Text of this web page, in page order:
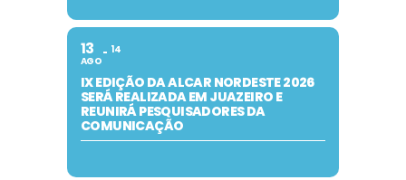
13
AGO
14
IX EDIÇÃO DA ALCAR NORDESTE 2026
SERÁ REALIZADA EM JUAZEIRO E
REUNIRÁ PESQUISADORES DA
COMUNICAÇÃO